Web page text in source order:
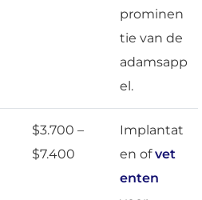
prominen
tie van de
adamsapp
el.
$3.700 –
$7.400
Implantat
en ofvet
enten